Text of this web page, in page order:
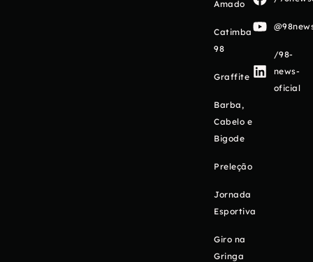
Amado
Catimba
98
Graffite
Barba,
Cabelo e
Bigode
Preleção
Jornada
Esportiva
Giro na
Gringa
/98-
news-
oficial